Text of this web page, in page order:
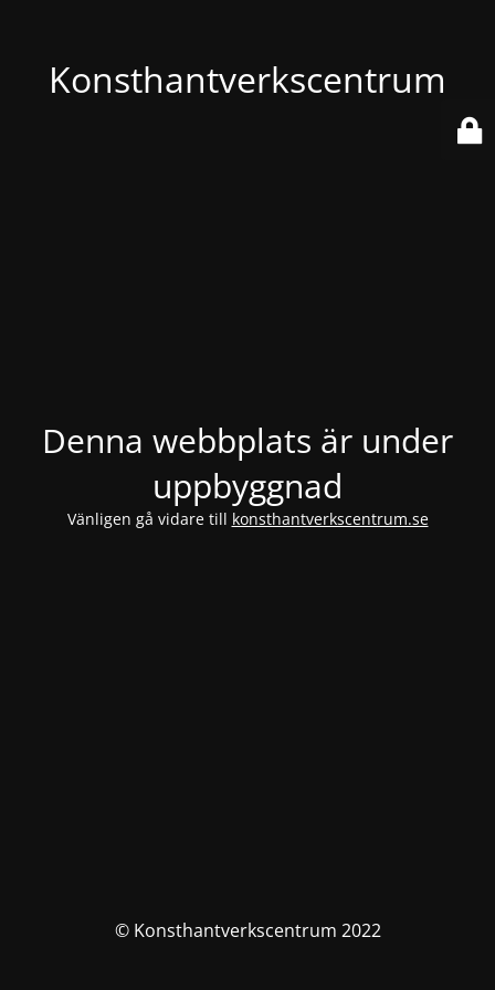
Konsthantverkscentrum
Denna webbplats är under
uppbyggnad
Vänligen gå vidare till konsthantverkscentrum.se
© Konsthantverkscentrum 2022